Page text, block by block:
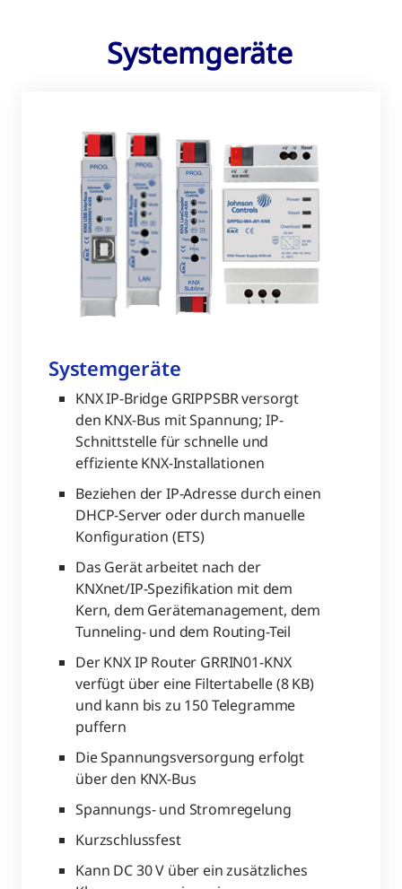
Systemgeräte
Systemgeräte
KNX IP-Bridge GRIPPSBR versorgt
den KNX-Bus mit Spannung; IP-
Schnittstelle für schnelle und
effiziente KNX-Installationen
Beziehen der IP-Adresse durch einen
DHCP-Server oder durch manuelle
Konfiguration (ETS)
Das Gerät arbeitet nach der
KNXnet/IP-Spezifikation mit dem
Kern, dem Gerätemanagement, dem
Tunneling- und dem Routing-Teil
Der KNX IP Router GRRIN01-KNX
verfügt über eine Filtertabelle (8 KB)
und kann bis zu 150 Telegramme
puffern
Die Spannungsversorgung erfolgt
über den KNX-Bus
Spannungs- und Stromregelung
Kurzschlussfest
Kann DC 30 V über ein zusätzliches